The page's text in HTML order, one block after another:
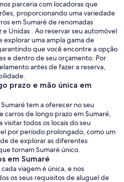
parceria com locadoras que
proporcionando uma variedade
em Sumaré de renomadas
Unidas . Ao reservar seu automóvel
explorar uma ampla gama de
que você encontre a opção
e dentro de seu orçamento. Por
antes de fazer a reserva,
prazo e mão única em
tem a oferecer no seu
carros de longo prazo em Sumaré,
todos os locais do seu
por período prolongado, como um
de explorar as diferentes
tornam Sumaré único.
em Sumaré
viagem é única, e nos
os seus requisitos de aluguel de